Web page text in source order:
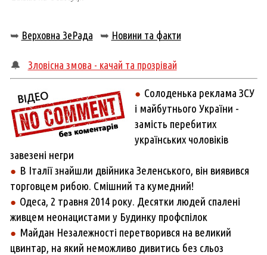
➥ Верховна ЗеРада ➥ Новини та факти
🔔 Зловісна змова - качай та прозрівай
● Солоденька реклама ЗСУ
і майбутнього України -
замість перебитих
українських чоловіків
завезені негри
● В Італії знайшли двійника Зеленського, він виявився
торговцем рибою. Смішний та кумедний!
● Одеса, 2 травня 2014 року. Десятки людей спалені
живцем неонацистами у Будинку профспілок
● Майдан Незалежності перетворився на великий
цвинтар, на який неможливо дивитись без сльоз